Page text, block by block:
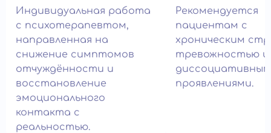
Индивидуальная работа
с психотерапевтом,
направленная на
снижение симптомов
отчуждённости и
восстановление
эмоционального
контакта с
реальностью.
Рекомендуется
пациентам с
хроническим
тревожностью и
проявлениями.